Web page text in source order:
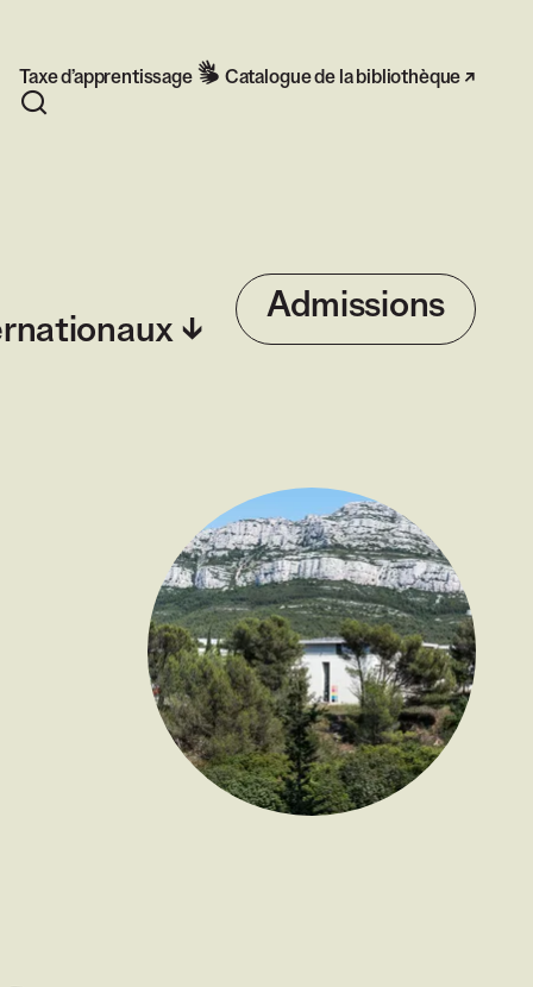
Taxe d’apprentissage
Catalogue de la bibliothèque
Rechercher
Admissions
Agrandir